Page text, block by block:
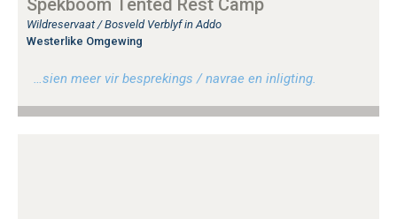
Spekboom Tented Rest Camp
Wildreservaat / Bosveld Verblyf in Addo
Westerlike Omgewing
…sien meer vir besprekings / navrae en inligting.